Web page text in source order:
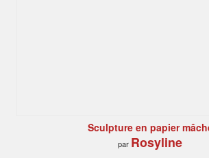
Sculpture en papier
par Rosyline